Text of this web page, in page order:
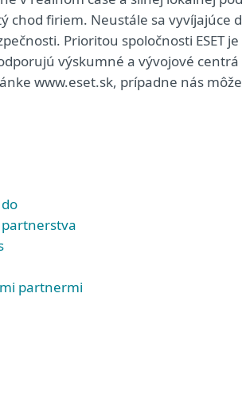
chod firiem. Neustále sa vyvíjajúce
Prioritou spoločnosti ESET
výskumné a vývojové
www.eset.sk, prípadne nás
partnermi